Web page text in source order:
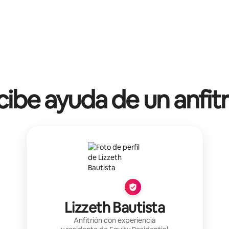
ayuda de un
Lizzeth Bautista
Anfitrión con experiencia